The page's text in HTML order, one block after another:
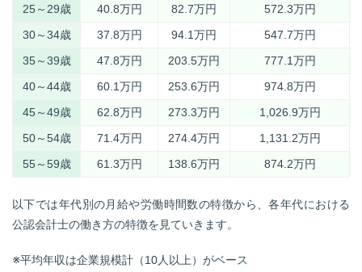
25～29歳
40.8万円 82.7万円
572.3万円
30～34歳
37.8万円 94.1万円
547.7万円
35～39歳
47.8万円 203.5万円
777.1万円
40～44歳
60.1万円 253.6万円
974.8万円
45～49歳
62.8万円 273.3万円
1,026.9万円
50～54歳
71.4万円 274.4万円
1,131.2万円
55～59歳
61.3万円 138.6万円 874.2万円
以下では年代別の月給や労働時間数の特徴から、各年代における
公認会計士の働き方の特徴を見ていきます。
※平均年収は企業規模計（10人以上）がベース